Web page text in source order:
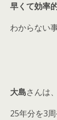
早くて効率
わからない
大島さんは
25年分を3